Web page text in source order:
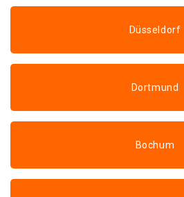
Düsseldorf
Dortmund
Bochum